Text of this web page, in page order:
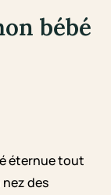
bébé
éternue tout
des